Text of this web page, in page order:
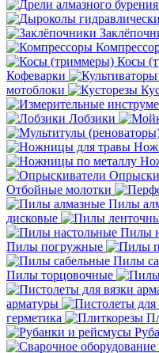
Косы
Кофеварки
мотоблоки
Лобзики
Отбойные молотки
Пилы
дисковые
Пилы
Пилы погружные
Пилы
Пилы торцовочные
арматуры
герметика